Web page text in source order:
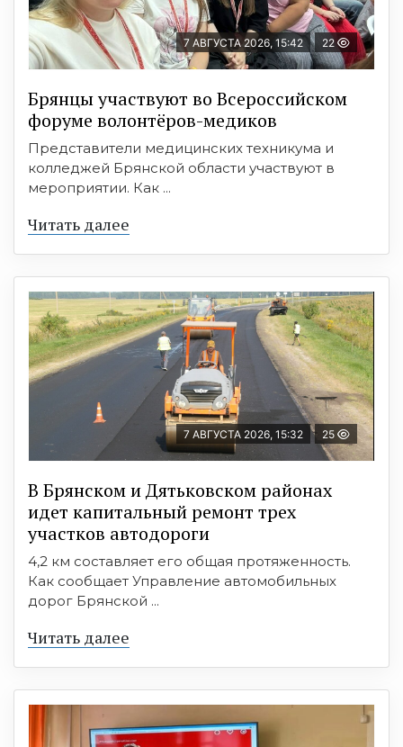
7 АВГУСТА 2026, 15:42 22
Брянцы участвуют во Всероссийском
форуме волонтёров-медиков
Представители медицинских техникума и
колледжей Брянской области участвуют в
мероприятии. Как ...
Читать далее
7 АВГУСТА 2026, 15:32 25
В Брянском и Дятьковском районах
идет капитальный ремонт трех
участков автодороги
4,2 км составляет его общая протяженность.
Как сообщает Управление автомобильных
дорог Брянской ...
Читать далее